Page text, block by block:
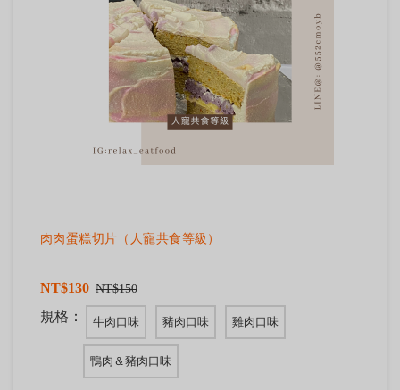
肉肉蛋糕切片（人寵共食等級）
NT$130 NT$150
規格： 牛肉口味 豬肉口味 雞肉口味
鴨肉＆豬肉口味